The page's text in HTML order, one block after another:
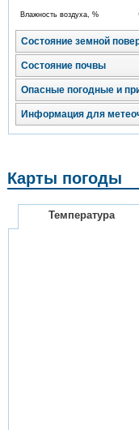
Влажность воздуха, %
Состояние земной
Состояние почвы
Опасные погодные и
Информация для
Карты погоды
Температура